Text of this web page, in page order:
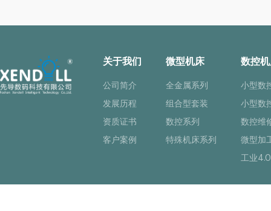
关于我们
公司简介
发展历程
资质证书
客户案例
微型机床
全金属系列
组合型套装
数控系列
特殊机床系列
数控
小型数
小型数
数控维
微型加
工业4.0